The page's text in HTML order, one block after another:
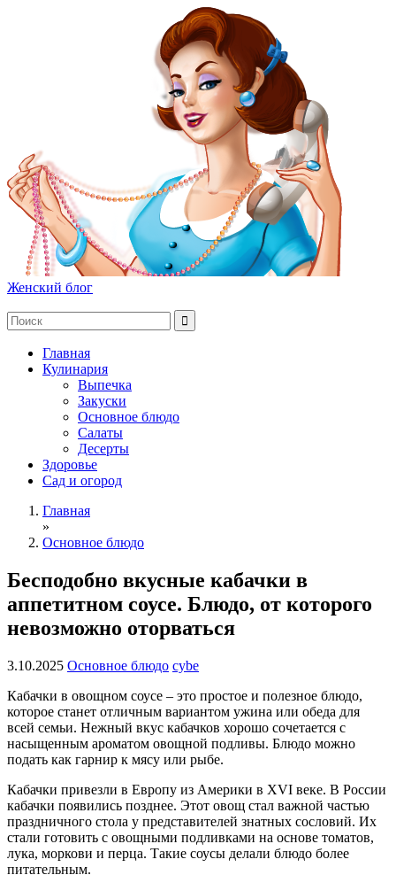
Женский блог
Главная
Кулинария
Выпечка
Закуски
Основное блюдо
Салаты
Десерты
Здоровье
Сад и огород
Главная
»
Основное блюдо
Бесподобно вкусные кабачки в
аппетитном соусе. Блюдо, от которого
невозможно оторваться
3.10.2025 Основное блюдо cybe
Кабачки в овощном соусе – это простое и полезное блюдо,
которое станет отличным вариантом ужина или обеда для
всей семьи. Нежный вкус кабачков хорошо сочетается с
насыщенным ароматом овощной подливы. Блюдо можно
подать как гарнир к мясу или рыбе.
Кабачки привезли в Европу из Америки в XVI веке. В России
кабачки появились позднее. Этот овощ стал важной частью
праздничного стола у представителей знатных сословий. Их
стали готовить с овощными подливками на основе томатов,
лука, моркови и перца. Такие соусы делали блюдо более
питательным.